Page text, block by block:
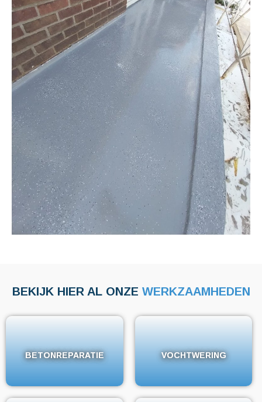
BEKIJK HIER AL ONZE WERKZAAMHEDEN
BETONREPARATIE
BETONREPARATIE VOCHTWERING
VOCHTWERING